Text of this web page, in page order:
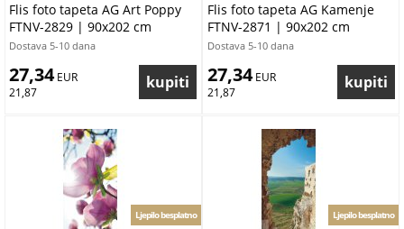
Flis foto tapeta AG Art Poppy
FTNV-2829 | 90x202 cm
Dostava 5-10 dana
27,34 EUR
21,87
Flis foto tapeta AG Kamenje
FTNV-2871 | 90x202 cm
Dostava 5-10 dana
27,34 EUR
21,87
Ljepilo besplatno Ljepilo besplatno